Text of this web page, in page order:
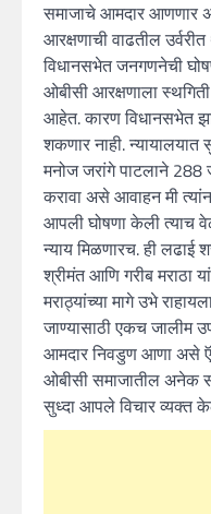
समाजाचे आमदार आणणार
आरक्षणाची वाढतील
विधानसभेत जनगणनेची
ओबीसी आरक्षणाला
आहेत. कारण विधानसभेत
शकणार नाही. न्यायालयात
मनोज जरांगे पाटलाने 288
करावा असे आवाहन मी
आपली घोषणा केली त्याच
न्याय मिळणारच. ही लढाई
श्रीमंत आणि गरीब मराठा
मराठ्यांच्या मागे उभे
जाण्यासाठी एकच जालीम
आमदार निवडुण आणा असे
ओबीसी समाजातील अनेक
सुध्दा आपले विचार व्यक्त